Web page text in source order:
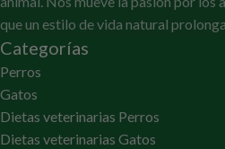
que un estilo de vida natural
Categorías
Perros
Gatos
Dietas veterinarias Perros
Dietas veterinarias Gatos